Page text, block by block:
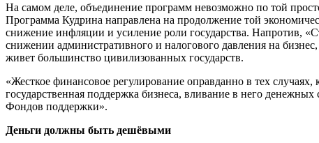
На самом деле, объединение программ невозможно по той
Программа Кудрина направлена на продолжение той
снижение инфляции и усиление роли государства. Напротив,
снижении административного и налогового давления на
живет большинство цивилизованных государств.
«Жесткое финансовое регулирование оправданно в тех
государственная поддержка бизнеса, вливание в него
Фондов поддержки».
Деньги должны быть дешёвыми